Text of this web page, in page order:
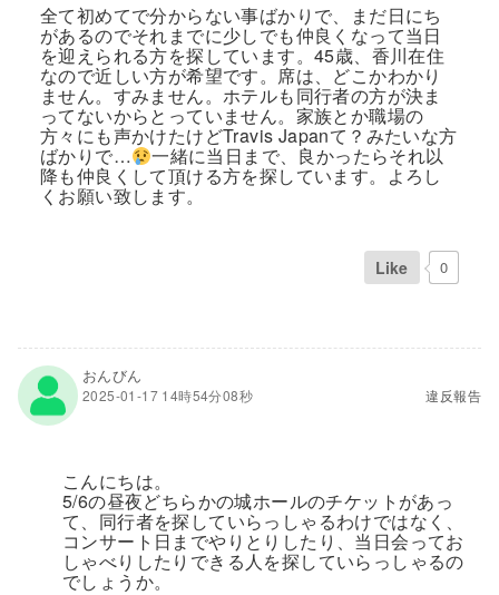
全て初めてで分からない事ばかりで、まだ日にち
があるのでそれまでに少しでも仲良くなって当日
を迎えられる方を探しています。45歳、香川在住
なので近しい方が希望です。席は、どこかわかり
ません。すみません。ホテルも同行者の方が決ま
ってないからとっていません。家族とか職場の
方々にも声かけたけどTravis Japanて？みたいな方
ばかりで… 一緒に当日まで、良かったらそれ以
降も仲良くして頂ける方を探しています。よろし
くお願い致します。
Like 0
おんびん
2025-01-17 14時54分08秒 違反報告
こんにちは。
5/6の昼夜どちらかの城ホールのチケットがあっ
て、同行者を探していらっしゃるわけではなく、
コンサート日までやりとりしたり、当日会ってお
しゃべりしたりできる人を探していらっしゃるの
でしょうか。